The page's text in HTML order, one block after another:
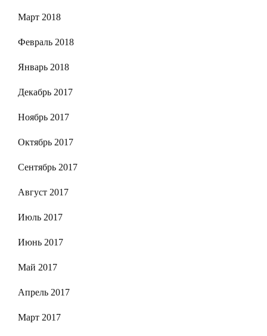
Март 2018
Февраль 2018
Январь 2018
Декабрь 2017
Ноябрь 2017
Октябрь 2017
Сентябрь 2017
Август 2017
Июль 2017
Июнь 2017
Май 2017
Апрель 2017
Март 2017